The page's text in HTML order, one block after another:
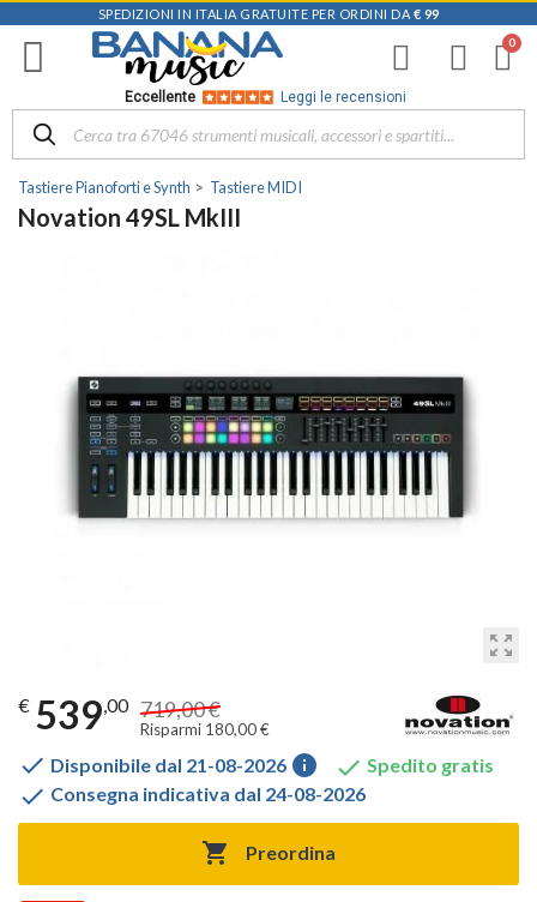
SPEDIZIONI IN ITALIA GRATUITE PER ORDINI DA € 99
Eccellente Leggi le recensioni
Tastiere Pianoforti e Synth Tastiere MIDI
Novation 49SL MkIII
zoom_out_map
€ 539,00 719,00 €
Risparmi 180,00 €
 Disponibile dal 21-08-2026 info  Spedito gratis
 Consegna indicativa dal 24-08-2026
 Preordina